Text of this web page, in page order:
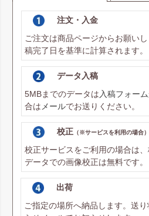
注文・入金
ご注文は商品ページからお願い
稿完了日を基準に計算されます。
データ入稿
5MBまでのデータは 入稿フォーム
合は メールでお送りください。
校正 （※サービスを利用の場合）
校正サービスをご利用の場合は、
データでの画像校正は無料です。
出荷
ご指定の場所へ納品します。送